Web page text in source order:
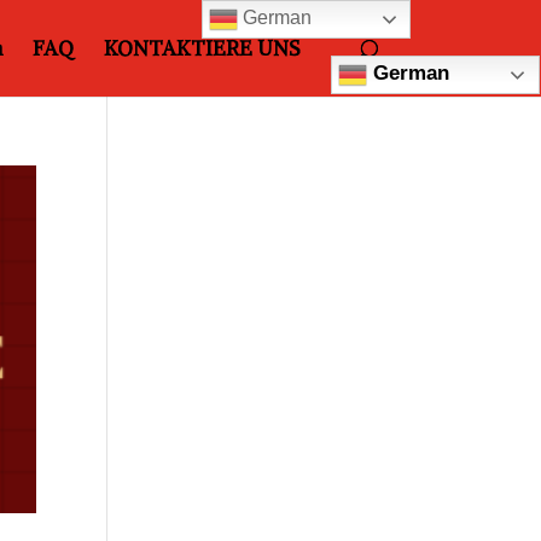
FAQ KONTAKTIERE UNS
German
German